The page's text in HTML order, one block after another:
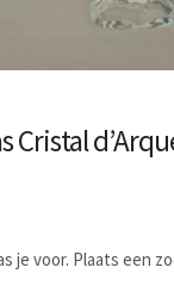
Cristal
je voor. Plaats een